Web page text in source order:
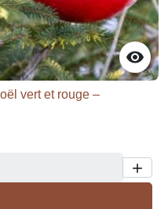

vert et rouge –
